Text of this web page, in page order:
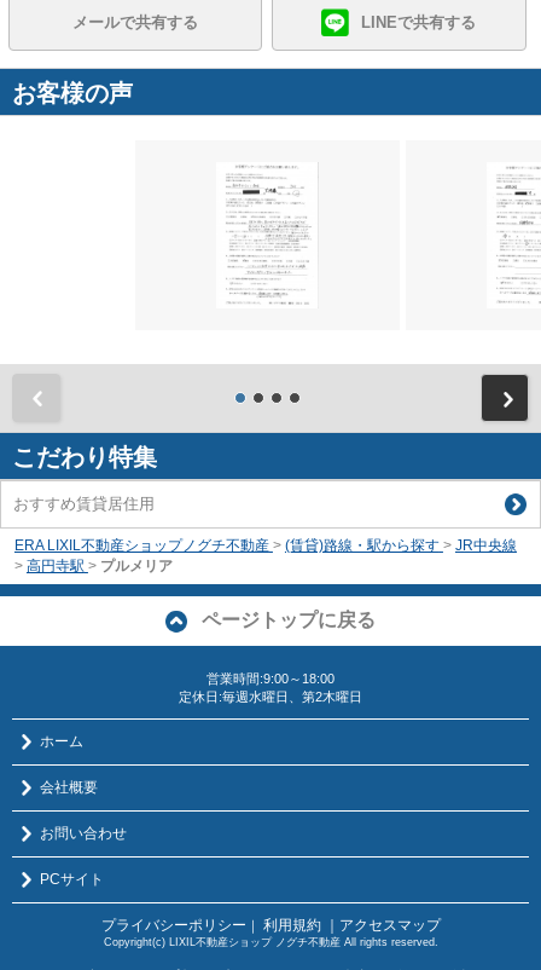
メールで共有する LINEで共有する
お客様の声
こだわり特集
おすすめ賃貸居住用
ERA LIXIL不動産ショップノグチ不動産 > (賃貸)路線・駅から探す > JR中央線
> 高円寺駅 > プルメリア
ページトップに戻る
営業時間:9:00～18:00
定休日:毎週水曜日、第2木曜日
ホーム
会社概要
お問い合わせ
PCサイト
プライバシーポリシー 利用規約 ｜アクセスマップ
Copyright(c) LIXIL不動産ショップ ノグチ不動産 All rights reserved.